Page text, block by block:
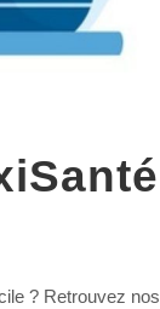
? Retrouvez nos